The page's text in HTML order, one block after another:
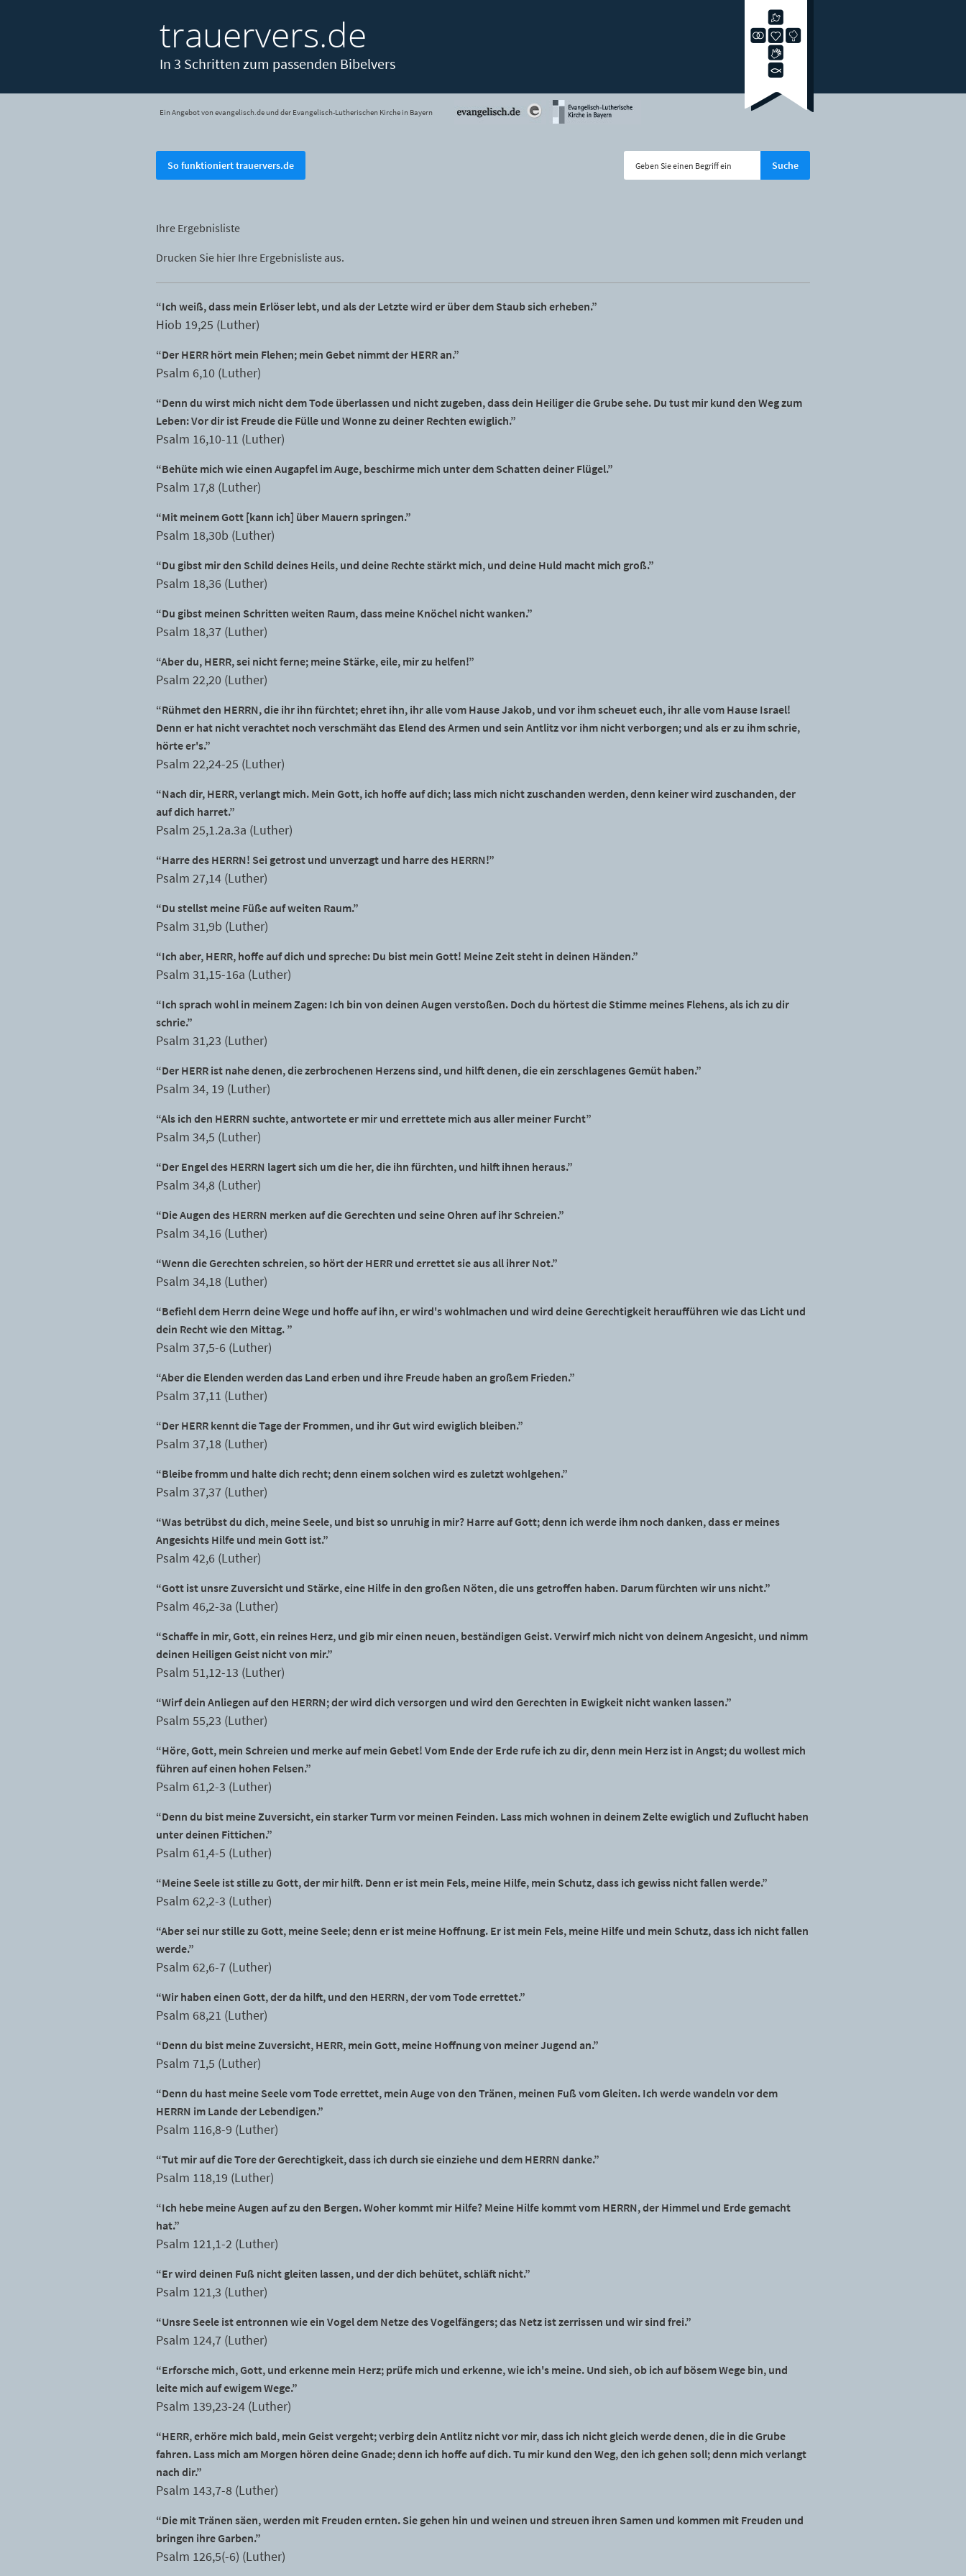
trauervers.de
In 3 Schritten zum passenden Bibelvers
Ein Angebot von evangelisch.de und der Evangelisch-Lutherischen Kirche in Bayern
So funktioniert trauervers.de
Ihre Ergebnisliste
Drucken Sie hier Ihre Ergebnisliste aus.
“Ich weiß, dass mein Erlöser lebt, und als der Letzte wird er über dem Staub sich erheben.”
Hiob 19,25 (Luther)
“Der HERR hört mein Flehen; mein Gebet nimmt der HERR an.”
Psalm 6,10 (Luther)
“Denn du wirst mich nicht dem Tode überlassen und nicht zugeben, dass dein Heiliger die Grube sehe. Du tust mir kund den Weg zum
Leben: Vor dir ist Freude die Fülle und Wonne zu deiner Rechten ewiglich.”
Psalm 16,10-11 (Luther)
“Behüte mich wie einen Augapfel im Auge, beschirme mich unter dem Schatten deiner Flügel.”
Psalm 17,8 (Luther)
“Mit meinem Gott [kann ich] über Mauern springen.”
Psalm 18,30b (Luther)
“Du gibst mir den Schild deines Heils, und deine Rechte stärkt mich, und deine Huld macht mich groß.”
Psalm 18,36 (Luther)
“Du gibst meinen Schritten weiten Raum, dass meine Knöchel nicht wanken.”
Psalm 18,37 (Luther)
“Aber du, HERR, sei nicht ferne; meine Stärke, eile, mir zu helfen!”
Psalm 22,20 (Luther)
“Rühmet den HERRN, die ihr ihn fürchtet; ehret ihn, ihr alle vom Hause Jakob, und vor ihm scheuet euch, ihr alle vom Hause Israel!
Denn er hat nicht verachtet noch verschmäht das Elend des Armen und sein Antlitz vor ihm nicht verborgen; und als er zu ihm schrie,
hörte er's.”
Psalm 22,24-25 (Luther)
“Nach dir, HERR, verlangt mich. Mein Gott, ich hoffe auf dich; lass mich nicht zuschanden werden, denn keiner wird zuschanden, der
auf dich harret.”
Psalm 25,1.2a.3a (Luther)
“Harre des HERRN! Sei getrost und unverzagt und harre des HERRN!”
Psalm 27,14 (Luther)
“Du stellst meine Füße auf weiten Raum.”
Psalm 31,9b (Luther)
“Ich aber, HERR, hoffe auf dich und spreche: Du bist mein Gott! Meine Zeit steht in deinen Händen.”
Psalm 31,15-16a (Luther)
“Ich sprach wohl in meinem Zagen: Ich bin von deinen Augen verstoßen. Doch du hörtest die Stimme meines Flehens, als ich zu dir
schrie.”
Psalm 31,23 (Luther)
“Der HERR ist nahe denen, die zerbrochenen Herzens sind, und hilft denen, die ein zerschlagenes Gemüt haben.”
Psalm 34, 19 (Luther)
“Als ich den HERRN suchte, antwortete er mir und errettete mich aus aller meiner Furcht”
Psalm 34,5 (Luther)
“Der Engel des HERRN lagert sich um die her, die ihn fürchten, und hilft ihnen heraus.”
Psalm 34,8 (Luther)
“Die Augen des HERRN merken auf die Gerechten und seine Ohren auf ihr Schreien.”
Psalm 34,16 (Luther)
“Wenn die Gerechten schreien, so hört der HERR und errettet sie aus all ihrer Not.”
Psalm 34,18 (Luther)
“Befiehl dem Herrn deine Wege und hoffe auf ihn, er wird's wohlmachen und wird deine Gerechtigkeit heraufführen wie das Licht und
dein Recht wie den Mittag. ”
Psalm 37,5-6 (Luther)
“Aber die Elenden werden das Land erben und ihre Freude haben an großem Frieden.”
Psalm 37,11 (Luther)
“Der HERR kennt die Tage der Frommen, und ihr Gut wird ewiglich bleiben.”
Psalm 37,18 (Luther)
“Bleibe fromm und halte dich recht; denn einem solchen wird es zuletzt wohlgehen.”
Psalm 37,37 (Luther)
“Was betrübst du dich, meine Seele, und bist so unruhig in mir? Harre auf Gott; denn ich werde ihm noch danken, dass er meines
Angesichts Hilfe und mein Gott ist.”
Psalm 42,6 (Luther)
“Gott ist unsre Zuversicht und Stärke, eine Hilfe in den großen Nöten, die uns getroffen haben. Darum fürchten wir uns nicht.”
Psalm 46,2-3a (Luther)
“Schaffe in mir, Gott, ein reines Herz, und gib mir einen neuen, beständigen Geist. Verwirf mich nicht von deinem Angesicht, und nimm
deinen Heiligen Geist nicht von mir.”
Psalm 51,12-13 (Luther)
“Wirf dein Anliegen auf den HERRN; der wird dich versorgen und wird den Gerechten in Ewigkeit nicht wanken lassen.”
Psalm 55,23 (Luther)
“Höre, Gott, mein Schreien und merke auf mein Gebet! Vom Ende der Erde rufe ich zu dir, denn mein Herz ist in Angst; du wollest mich
führen auf einen hohen Felsen.”
Psalm 61,2-3 (Luther)
“Denn du bist meine Zuversicht, ein starker Turm vor meinen Feinden. Lass mich wohnen in deinem Zelte ewiglich und Zuflucht haben
unter deinen Fittichen.”
Psalm 61,4-5 (Luther)
“Meine Seele ist stille zu Gott, der mir hilft. Denn er ist mein Fels, meine Hilfe, mein Schutz, dass ich gewiss nicht fallen werde.”
Psalm 62,2-3 (Luther)
“Aber sei nur stille zu Gott, meine Seele; denn er ist meine Hoffnung. Er ist mein Fels, meine Hilfe und mein Schutz, dass ich nicht fallen
werde.”
Psalm 62,6-7 (Luther)
“Wir haben einen Gott, der da hilft, und den HERRN, der vom Tode errettet.”
Psalm 68,21 (Luther)
“Denn du bist meine Zuversicht, HERR, mein Gott, meine Hoffnung von meiner Jugend an.”
Psalm 71,5 (Luther)
“Denn du hast meine Seele vom Tode errettet, mein Auge von den Tränen, meinen Fuß vom Gleiten. Ich werde wandeln vor dem
HERRN im Lande der Lebendigen.”
Psalm 116,8-9 (Luther)
“Tut mir auf die Tore der Gerechtigkeit, dass ich durch sie einziehe und dem HERRN danke.”
Psalm 118,19 (Luther)
“Ich hebe meine Augen auf zu den Bergen. Woher kommt mir Hilfe? Meine Hilfe kommt vom HERRN, der Himmel und Erde gemacht
hat.”
Psalm 121,1-2 (Luther)
“Er wird deinen Fuß nicht gleiten lassen, und der dich behütet, schläft nicht.”
Psalm 121,3 (Luther)
“Unsre Seele ist entronnen wie ein Vogel dem Netze des Vogelfängers; das Netz ist zerrissen und wir sind frei.”
Psalm 124,7 (Luther)
“Erforsche mich, Gott, und erkenne mein Herz; prüfe mich und erkenne, wie ich's meine. Und sieh, ob ich auf bösem Wege bin, und
leite mich auf ewigem Wege.”
Psalm 139,23-24 (Luther)
“HERR, erhöre mich bald, mein Geist vergeht; verbirg dein Antlitz nicht vor mir, dass ich nicht gleich werde denen, die in die Grube
fahren. Lass mich am Morgen hören deine Gnade; denn ich hoffe auf dich. Tu mir kund den Weg, den ich gehen soll; denn mich verlangt
nach dir.”
Psalm 143,7-8 (Luther)
“Die mit Tränen säen, werden mit Freuden ernten. Sie gehen hin und weinen und streuen ihren Samen und kommen mit Freuden und
bringen ihre Garben.”
Psalm 126,5(-6) (Luther)